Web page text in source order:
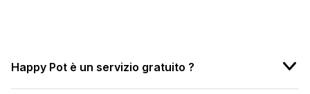
Happy Pot è un servizio gratuito ?